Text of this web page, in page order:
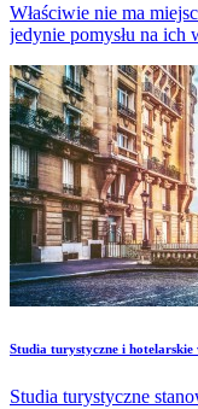
Właściwie nie ma
jedynie pomysłu na ich
Studia turystyczne i
Studia turystyczne